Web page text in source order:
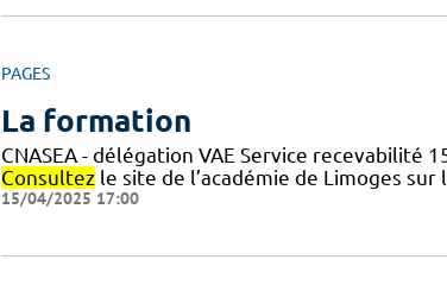
PAGES
La formation
CNASEA - délégation VAE Service recevabilité
Consultezle site de l’académie de Limoges
15/04/2025 17:00